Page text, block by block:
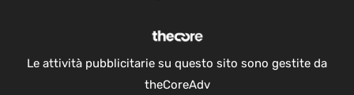
Le attività pubblicitarie su questo sito sono gestite da
theCoreAdv